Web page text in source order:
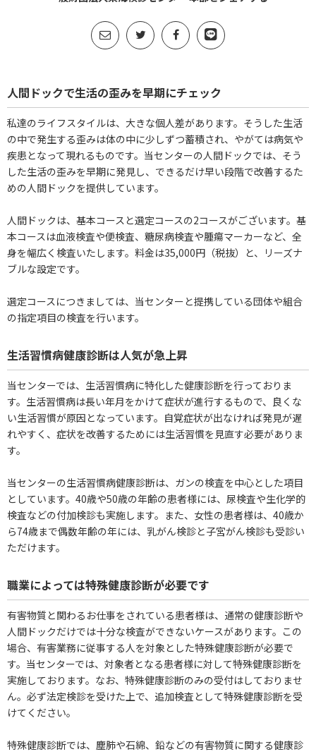
人間ドックで生活の歪みを早期にチェック
私達のライフスタイルは、大きな個人差があります。そうした生活
の中で発生する歪みは体の中に少しずつ蓄積され、やがては病気や
疾患となって現れるものです。当センターの人間ドックでは、そう
した生活の歪みを早期に発見し、できるだけ早い段階で改善するた
めの人間ドックを提供しています。
人間ドックは、基本コースと選定コースの2コースがございます。基
本コースは血液検査や便検査、糖尿病検査や腫瘍マーカーなど、全
身を幅広く検査いたします。料金は35,000円（税抜）と、リーズナ
ブルな設定です。
選定コースにつきましては、当センターと提携している団体や組合
の指定項目の検査を行います。
生活習慣病健康診断は人気が急上昇
当センターでは、生活習慣病に特化した健康診断を行っておりま
す。生活習慣病は長い年月をかけて症状が進行するもので、良くな
い生活習慣が原因となっています。自覚症状が出なければ発見が遅
れやすく、症状を改善するためには生活習慣を見直す必要がありま
す。
当センターの生活習慣病健康診断は、ガンの検査を中心とした項目
としています。40歳や50歳の年齢の患者様には、尿検査や生化学的
検査などの付加検診も実施します。また、女性の患者様は、40歳か
ら74歳まで偶数年齢の年には、乳がん検診と子宮がん検診も受診い
ただけます。
職業によっては特殊健康診断が必要です
有害物質と関わるお仕事をされている患者様は、通常の健康診断や
人間ドックだけでは十分な検査ができないケースがあります。この
場合、有害業務に従事する人を対象とした特殊健康診断が必要で
す。当センターでは、対象者となる患者様に対して特殊健康診断を
実施しております。なお、特殊健康診断のみの受付はしておりませ
ん。必ず法定検診を受けた上で、追加検査として特殊健康診断を受
けてください。
特殊健康診断では、塵肺や石綿、鉛などの有害物質に関する健康診